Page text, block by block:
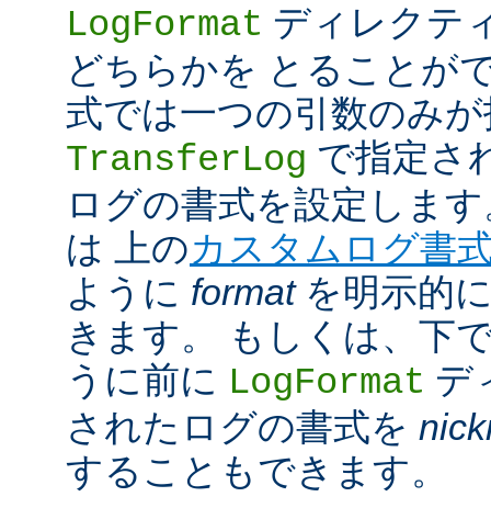
LogFormat ディレクテ
どちらかを とることが
式では一つの引数のみ
TransferLog で指定さ
ログの書式を設定しま
は 上のカスタムログ書
ように formatを明示的
きます。 もしくは、下
うに前に LogFormat デ
されたログの書式を
することもできます。